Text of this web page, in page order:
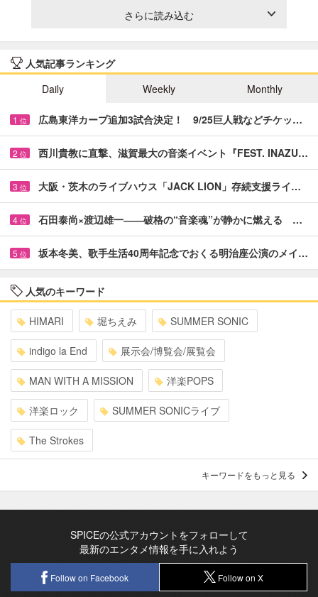
さらに読み込む
人気記事ランキング
Daily
Weekly Monthly
1 位 広島東洋カープ追加3試合決定！ 9/25巨人戦などチケッ…
2 位 西川貴教に直撃、滋賀最大の音楽イベント『FEST. INAZU…
3 位 大阪・茨木のライブハウス「JACK LION」存続支援ライ…
4 位 石田泰尚×渡辺雄一――破格の“音楽魂”が静かに燃える …
5 位 坂本冬美、歌手生活40周年記念でおくる明治座公演のメイ…
人気のキーワード
HIMARI 堀ちえみ SUMMER SONIC
indigo la End 展示会/博覧会/展覧会
MAN WITH A MISSION 洋楽POPS
洋楽ロック SUMMER SONICライブ
The Strokes
キーワードをもっと見る
SPICEの公式アカウントをフォローして
最新のエンタメ情報を手に入れよう
Follow on Facebook Follow on X